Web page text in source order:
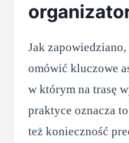
Jak
omówić kluczowe
w którym na trasę
praktyce oznacza
też konieczność